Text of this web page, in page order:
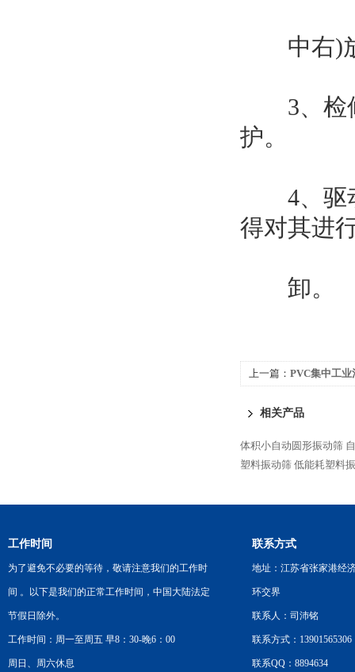
中右)放
3、检修
护。
4、驱动
得对其进
卸。
上一篇： PVC集中工业
相关产品
体积小自动圆形振动筛
塑料振动筛 低能耗塑料
工作时间
为了避免不必要的等待，敬请注意我们的工作时
间 。以下是我们的正常工作时间，中国大陆法定
节假日除外。
工作时间：周一至周五 早8：30-晚6：00
周日、周六休息
联系方式
地址：江苏省张家港经
环交界
联系人：司沛铭
联系方式：13901565306
联系QQ：8894634